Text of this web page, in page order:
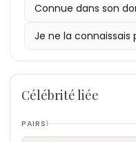
Connue dans son
Je ne la connaissais
Célébrité liée
PAIRS1